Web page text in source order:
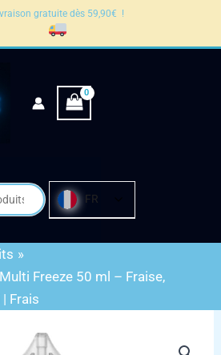
gratuite dès 59,90€ !
FR
Freeze 50 ml – Fraise,
Frais